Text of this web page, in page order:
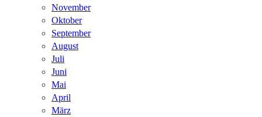
November
Oktober
September
August
Juli
Juni
Mai
April
März